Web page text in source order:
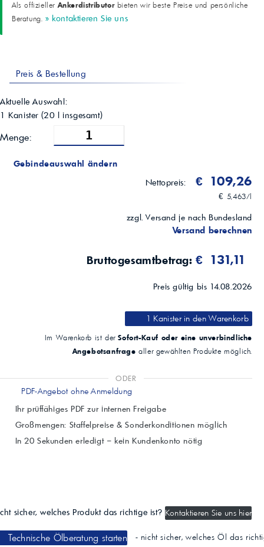
0,850 g/cm³
Kinem. Viskosität 40 °C (ASTM D445)
32 mm²/s (cSt)
18.000 mPa·s (cP)
Pour Point (ASTM D97)
Flammpunkt COC (ASTM D92)
198 °C
Hell und klar
Viskositätsklasse und Spezifikationen stets im Fahrzeughandbuch
Als offiziellerAnkerdistributorbieten wir beste Preise und persönliche
Beratung. » kontaktieren Sie uns
Preis & Bestellung
Aktuelle Auswahl:
1 Kanister (20 l insgesamt)
Menge:
Gebindeauswahl ändern
Nettopreis:
€ 109,26
€ 5,463/l
zzgl. Versand je nach Bundesland
Versand berechnen
Bruttogesamtbetrag:€ 131,11
Preis gültig bis 14.08.2026
1 Kanisterin den Warenkorb
Im Warenkorb ist derSofort-Kauf oder eine unverbindliche
Angebotsanfrage aller gewählten Produkte möglich.
ODER
PDF-Angebot ohne Anmeldung
Ihr prüffähiges PDF zur internen Freigabe
Großmengen: Staffelpreise & Sonderkonditionen möglich
In 20 Sekunden erledigt – kein Kundenkonto nötig
sicher, welches Produkt das richtige ist? Kontaktieren Sie uns hier
Technische Ölberatung starten
- nicht sicher, welches Öl das